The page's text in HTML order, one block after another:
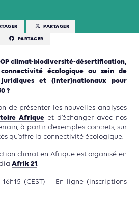
PARTAGER
PARTAGER
climat-biodiversité-désertification,
écologique au sein de
et (inter)nationaux pour
?
de présenter les nouvelles analyses
Afrique et d’échanger avec nos
à partir d’exemples concrets, sur
qu’offre la connectivité écologique.
climat en Afrique est organisé en
Afrik 21.
(CEST) – En ligne (inscriptions